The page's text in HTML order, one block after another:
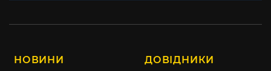
НОВИНИ ДОВІДНИКИ